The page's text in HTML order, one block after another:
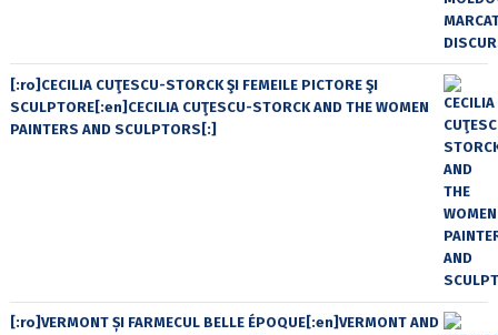
[:ro]CECILIA CUŢESCU-STORCK ŞI FEMEILE PICTORE ŞI
SCULPTORE[:en]CECILIA CUŢESCU-STORCK AND THE WOMEN
PAINTERS AND SCULPTORS[:]
[:ro]VERMONT ȘI FARMECUL BELLE ÉPOQUE[:en]VERMONT AND